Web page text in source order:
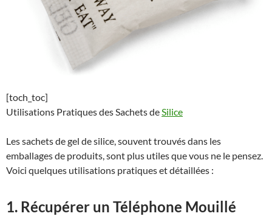
[toch_toc]
Utilisations Pratiques des Sachets deSilice
Les sachets de gel de silice, souvent trouvés dans les
emballages de produits, sont plus utiles que vous ne le pensez.
Voici quelques utilisations pratiques et détaillées :
1. Récupérer un Téléphone Mouillé